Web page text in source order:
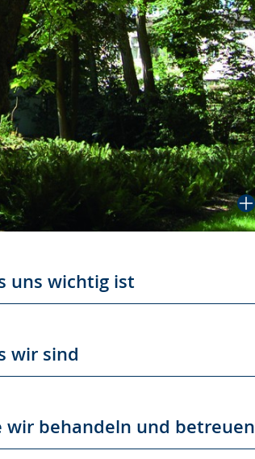
uns wichtig ist
wir sind
wir behandeln und betreuen